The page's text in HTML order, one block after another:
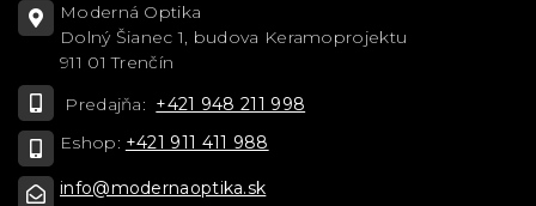
Moderná Optika
Dolný Šianec 1, budova Keramoprojektu
911 01 Trenčín
Predajňa: +421 948 211 998
Eshop: +421 911 411 988
info@modernaoptika.sk